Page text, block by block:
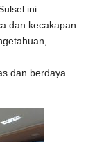
ini
dan kecakapan
dan berdaya